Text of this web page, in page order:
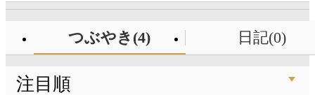
つぶやき(4) 日記(0)
注目順